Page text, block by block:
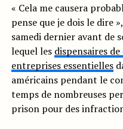
« Cela me causera
pense que je dois le dire
samedi dernier avant de
lequel les dispensaires
entreprises essentielles
américains pendant le
temps de nombreuses
prison pour des